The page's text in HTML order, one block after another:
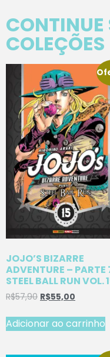
CONTINUE
COLEÇÕES
JOJO’S BIZARRE
ADVENTURE – PARTE
STEEL BALL RUN VOL.
R$57,90 R$55,00
Adicionar ao carrinho